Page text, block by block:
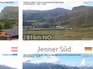
281km NO
Jenner Süd